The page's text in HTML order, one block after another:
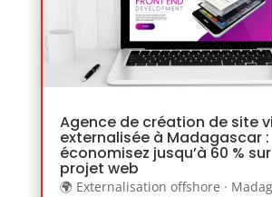
Agence de création de site
externalisée à Madagascar :
économisez jusqu’à 60 %
projet web
🌍 Externalisation offshore ·